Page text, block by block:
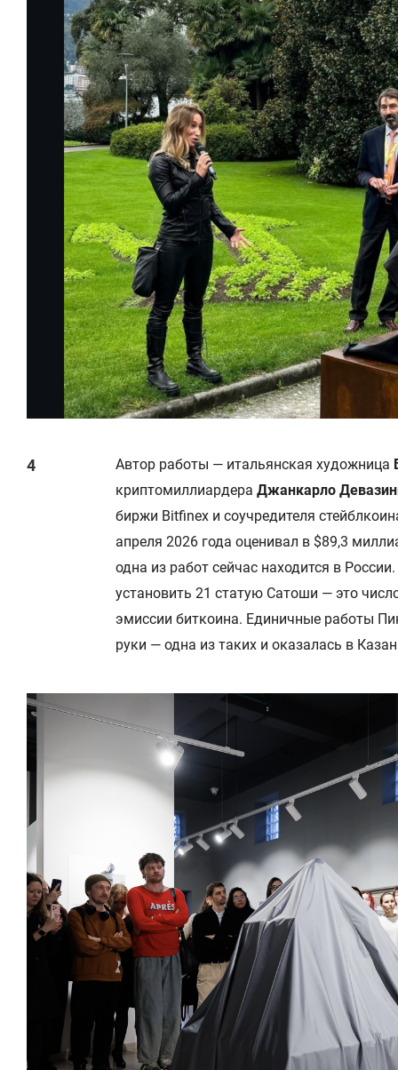
Автор работы — итальянская художница
криптомиллиардера Джанкарло
биржи Bitfinex и соучредителя
апреля 2026 года оценивал в $89,3
одна из работ сейчас находится в
установить 21 статую Сатоши — это
эмиссии биткоина. Единичные работы
руки — одна из таких и оказалась в